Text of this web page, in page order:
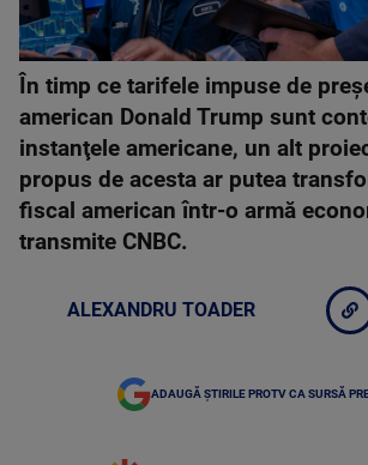
În timp ce tarifele impuse de
american Donald Trump sunt
instanţele americane, un alt
propus de acesta ar putea
fiscal american într-o armă
transmite CNBC.
ALEXANDRU TOADER
ADAUGĂ ȘTIRILE PROTV CA SURSĂ